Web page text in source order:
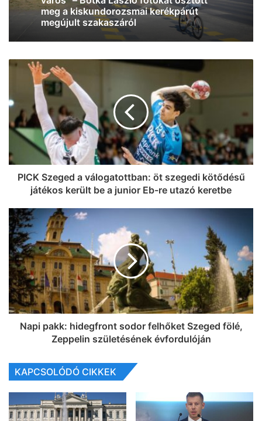
elnököt az Országgyűlés
PICK Szeged a válogatottban: öt szegedi kötődésű
játékos került be a junior Eb-re utazó keretbe
Napi pakk: hidegfront sodor felhőket Szeged fölé,
Zeppelin születésének évfordulóján
KAPCSOLÓDÓ CIKKEK